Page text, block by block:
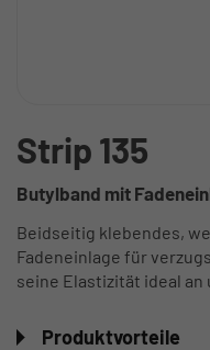
Strip 135
Butylband mit
Beidseitig klebendes,
Fadeneinlage für
seine Elastizität ideal an
Produktvorteile